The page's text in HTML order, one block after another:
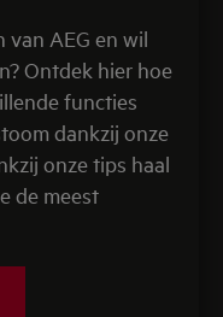
van AEG en wil
Ontdek hier hoe
functies
dankzij onze
onze tips haal
de meest